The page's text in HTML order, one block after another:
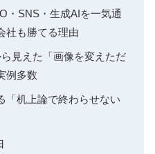
・SNS・生成AIを一気通
社も勝てる理由
見えた「画像を変えただ
例多数
「机上論で終わらせない